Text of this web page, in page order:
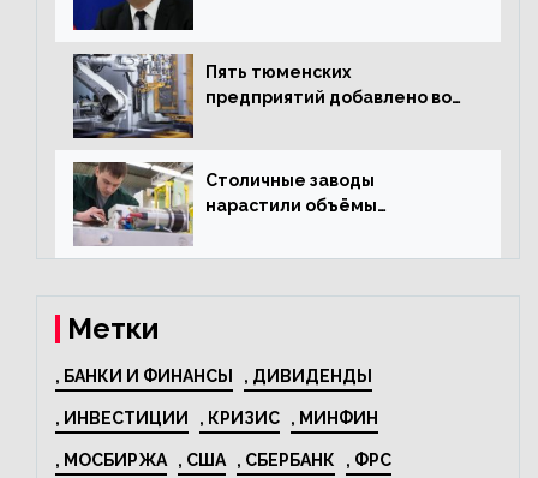
Пять тюменских
предприятий добавлено во
туризма
Столичные заводы
нарастили объёмы
электрооборудования на
Метки
, БАНКИ И ФИНАНСЫ , ДИВИДЕНДЫ
, ИНВЕСТИЦИИ , КРИЗИС , МИНФИН
, МОСБИРЖА , США , СБЕРБАНК , ФРС